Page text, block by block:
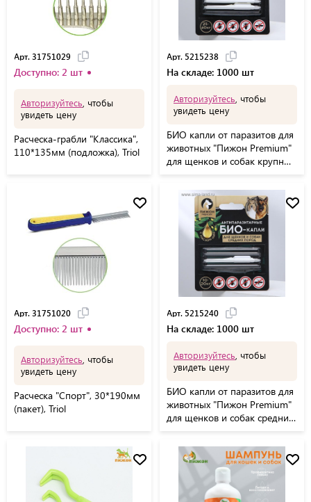
Арт. 31751029
Доступно: 2 шт
Авторизуйтесь , чтобы
увидеть цену
Расческа-грабли "Классика",
110*135мм (подложка), Triol
Арт. 5215238
На складе: 1000 шт
Авторизуйтесь , чтобы
увидеть цену
БИО капли от паразитов для
животных "Пижон Premium"
для щенков и собак крупных
Арт. 31751020
Доступно: 2 шт
Авторизуйтесь , чтобы
увидеть цену
Расческа "Спорт", 30*190мм
(пакет), Triol
Арт. 5215240
На складе: 1000 шт
Авторизуйтесь , чтобы
увидеть цену
БИО капли от паразитов для
животных "Пижон Premium"
для щенков и собак средних